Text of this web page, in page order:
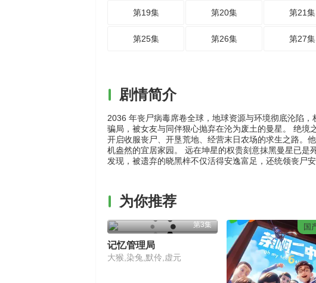
第19集 第20集 第21集
第25集 第26集 第27集
剧情简介
2036 年丧尸病毒席卷全球，地球资源与环境彻底沦陷
骗局，被女友与同伴狠心抛弃在沦为废土的曼星。 绝境
开启收服丧尸、开垦荒地、经营末日农场的求生之路。
机盎然的宜居家园。 远在坤星的权贵刻意抹黑曼星已
发现，被遗弃的晓黑梓不仅活得安逸富足，还统领丧尸安
为你推荐
第3集
记忆管理局
大猴,染兔,默伶,虚元
国